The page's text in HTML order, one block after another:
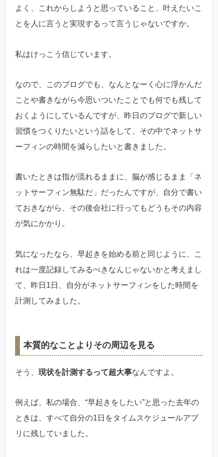
よく、これからしようと思っていること、叶えたいこ
とを人に言うと実現するって言うじゃないですか。
私はけっこう信じています。
なので、このブログでも、なんとなーく心に浮かんだ
ことや書きながら今思いついたことでも何でも残して
おくようにしているんですが、昨日のブログで新しい
習慣をつくりたいという話をして、その中でネットサ
ーフィンの時間を減らしたいと書きました。
書いたときは指が流れるままに、脳が感じるまま「ネ
ットサーフィン無駄だ」だったんですが、自分で書い
ておきながら、その後会社に行ってもどうもその内容
が気にかかり。
気になったなら、早起きを始める前と同じように、こ
れは一度記録してみるべきなんじゃないかと考えまし
て、昨日1日、自分がネットサーフィンをした時間を
計測してみました。
本質的なことよりその周辺を見る
そう、 現状を計測するって超大事なんですよ。
例えば、私の場合、“早起きをしたい”と思った去年の
ときは、すべて自分の1日をタイムスケジュールアプ
リに残していました。